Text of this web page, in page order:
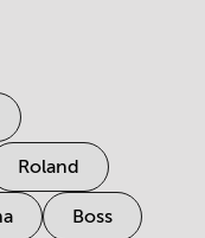
Roland
Boss